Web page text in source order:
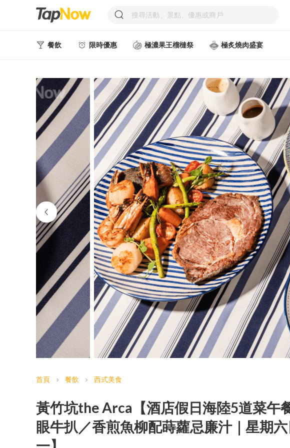
餐飲
中式美食
西式美食
日韓美食
台式美食
東南亞美食
中西式美食
限時優惠 極濃果王榴槤祭 極炙燒肉盛宴
首頁 chevron_right 餐飲 chevron_right 西式美食
黃竹坑the Arca【酒店假日海陸5道菜午
眼牛扒／香煎魚柳配蒔蘿忌廉汁｜星期